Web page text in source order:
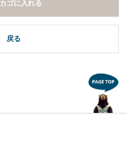
戻る
ゴに入れる